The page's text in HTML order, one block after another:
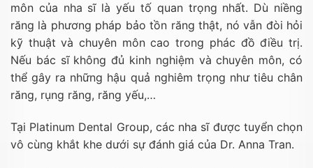
môn của nha sĩ là yếu tố quan trọng nhất. Dù niềng
răng là phương pháp bảo tồn răng thật, nó vẫn đòi hỏi
kỹ thuật và chuyên môn cao trong phác đồ điều trị.
Nếu bác sĩ không đủ kinh nghiệm và chuyên môn, có
thể gây ra những hậu quả nghiêm trọng như tiêu chân
răng, rụng răng, răng yếu,…
Tại Platinum Dental Group, các nha sĩ được tuyển chọn
vô cùng khắt khe dưới sự đánh giá của Dr. Anna Tran.